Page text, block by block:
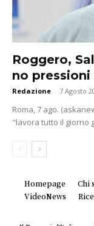
Roggero,
no
Redazione - 7 Agosto
Roma, 7 ago.
"lavora tutto il giorno
Homepage Chi
VideoNews